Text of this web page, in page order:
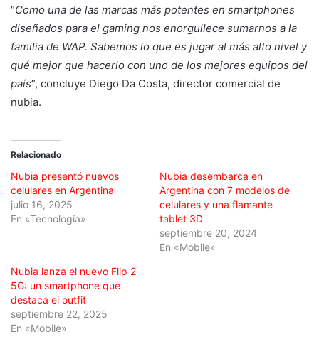
“Como una de las marcas más potentes en smartphones
diseñados para el gaming nos enorgullece sumarnos a la
familia de WAP. Sabemos lo que es jugar al más alto nivel y
qué mejor que hacerlo con uno de los mejores equipos del
país”, concluye Diego Da Costa, director comercial de
nubia.
Relacionado
Nubia presentó nuevos
celulares en Argentina
julio 16, 2025
En «Tecnología»
Nubia desembarca en
Argentina con 7 modelos de
celulares y una flamante
tablet 3D
septiembre 20, 2024
En «Mobile»
Nubia lanza el nuevo Flip 2
5G: un smartphone que
destaca el outfit
septiembre 22, 2025
En «Mobile»